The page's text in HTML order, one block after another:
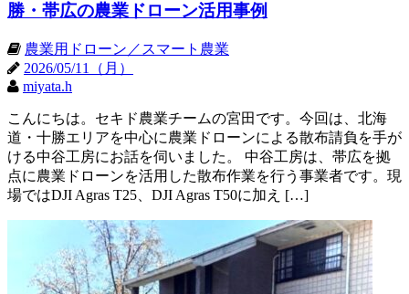
勝・帯広の農業ドローン活用事例
農業用ドローン／スマート農業
2026/05/11（月）
miyata.h
こんにちは。セキド農業チームの宮田です。今回は、北海
道・十勝エリアを中心に農業ドローンによる散布請負を手が
ける中谷工房にお話を伺いました。 中谷工房は、帯広を拠
点に農業ドローンを活用した散布作業を行う事業者です。現
場ではDJI Agras T25、DJI Agras T50に加え […]